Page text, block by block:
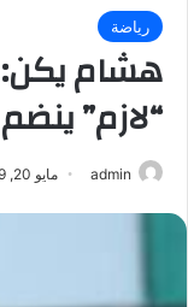
رياضة
هشام يكن:
“لازم”
admin مايو 20, 2019